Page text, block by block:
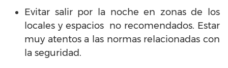
Evitar salir por la noche en zonas de los
locales y espacios no recomendados. Estar
muy atentos a las normas relacionadas con
la seguridad.